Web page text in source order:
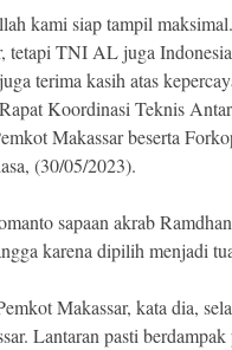
kami siap tampil
tetapi TNI AL juga
terima kasih atas
Koordinasi Teknis
Makassar beserta
(30/05/2023).
sapaan akrab
karena dipilih menjadi
Makassar, kata dia,
Lantaran pasti